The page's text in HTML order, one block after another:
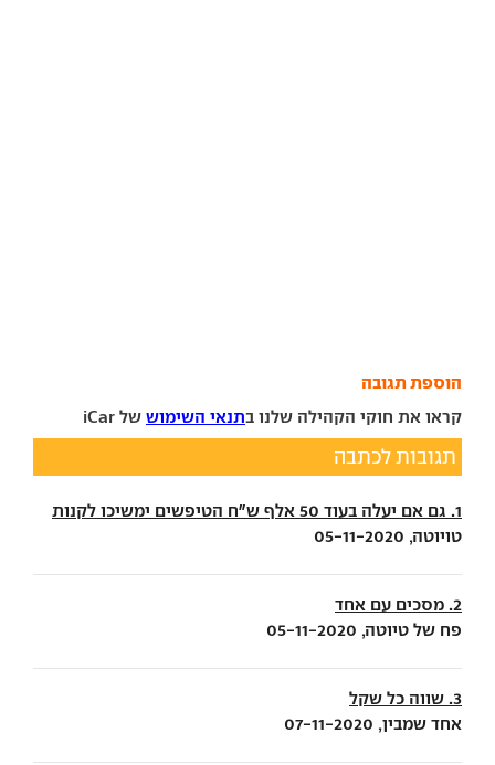
הוספת תגובה
קראו את חוקי הקהילה שלנו בתנאי השימוש של iCar
תגובות לכתבה
1. גם אם יעלה בעוד 50 אלף ש"ח הטיפשים ימשיכו לקנות
טויוטה, 05-11-2020
2. מסכים עם אחד
פח של טיוטה, 05-11-2020
3. שווה כל שקל
אחד שמבין, 07-11-2020